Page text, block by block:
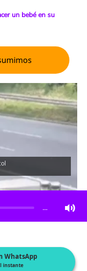
un bebé en su
…
WhatsApp
instante